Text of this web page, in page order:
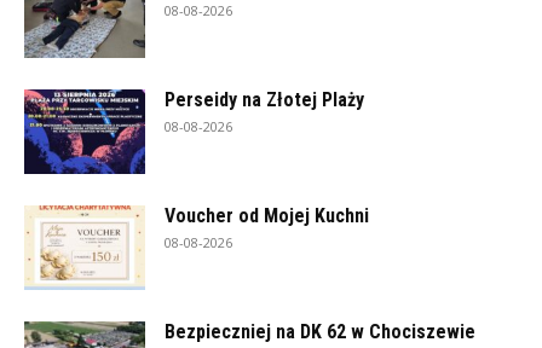
08-08-2026
Perseidy na Złotej Plaży
08-08-2026
Voucher od Mojej Kuchni
08-08-2026
Bezpieczniej na DK 62 w Chociszewie